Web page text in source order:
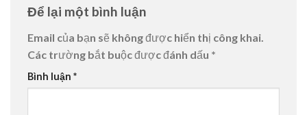
Để lại một bình luận
Email của bạn sẽ không được hiển thị công khai.
Các trường bắt buộc được đánh dấu *
Bình luận *